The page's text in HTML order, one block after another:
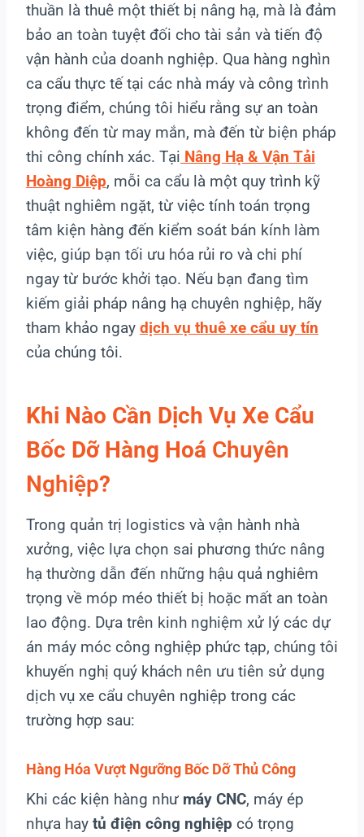
thuần là thuê một thiết bị nâng hạ, mà là đảm
bảo an toàn tuyệt đối cho tài sản và tiến độ
vận hành của doanh nghiệp. Qua hàng nghìn
ca cẩu thực tế tại các nhà máy và công trình
trọng điểm, chúng tôi hiểu rằng sự an toàn
không đến từ may mắn, mà đến từ biện pháp
thi công chính xác. Tại Nâng Hạ & Vận Tải
Hoàng Diệp, mỗi ca cẩu là một quy trình kỹ
thuật nghiêm ngặt, từ việc tính toán trọng
tâm kiện hàng đến kiểm soát bán kính làm
việc, giúp bạn tối ưu hóa rủi ro và chi phí
ngay từ bước khởi tạo. Nếu bạn đang tìm
kiếm giải pháp nâng hạ chuyên nghiệp, hãy
tham khảo ngay dịch vụ thuê xe cẩu uy tín
của chúng tôi.
Khi Nào Cần Dịch Vụ Xe Cẩu
Bốc Dỡ Hàng Hoá Chuyên
Nghiệp?
Trong quản trị logistics và vận hành nhà
xưởng, việc lựa chọn sai phương thức nâng
hạ thường dẫn đến những hậu quả nghiêm
trọng về móp méo thiết bị hoặc mất an toàn
lao động. Dựa trên kinh nghiệm xử lý các dự
án máy móc công nghiệp phức tạp, chúng tôi
khuyến nghị quý khách nên ưu tiên sử dụng
dịch vụ xe cẩu chuyên nghiệp trong các
trường hợp sau:
Hàng Hóa Vượt Ngưỡng Bốc Dỡ Thủ Công
Khi các kiện hàng như máy CNC, máy ép
nhựa hay tủ điện công nghiệp có trọng